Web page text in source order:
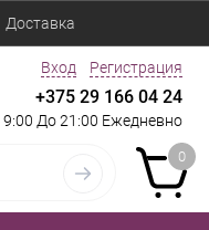
Доставка
Вход Регистрация
+375 29 166 04 24
9:00 До 21:00 Ежедневно
0